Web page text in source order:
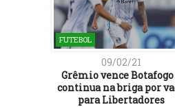
FUTEBOL
09/02/21
Grêmio vence Botafogo
continua na briga por
para Libertadores